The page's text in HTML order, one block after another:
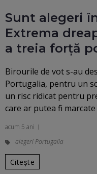
Sunt alegeri
Extrema
a treia forţă
Birourile de vot s-au
Portugalia, pentru un
un risc ridicat pentru
care ar putea fi
acum 5 ani
alegeri Portugalia
Citește